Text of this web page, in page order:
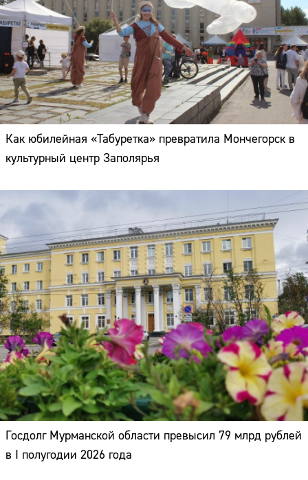
Как юбилейная «Табуретка» превратила Мончегорск в
культурный центр Заполярья
Госдолг Мурманской области превысил 79 млрд рублей
в I полугодии 2026 года